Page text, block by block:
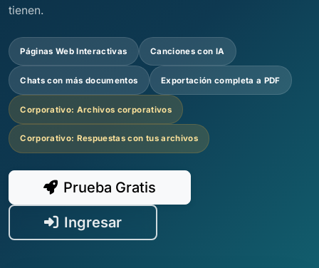
tienen.
Páginas Web Interactivas Canciones con IA
Chats con más documentos Exportación completa a PDF
Corporativo: Archivos corporativos
Corporativo: Respuestas con tus archivos
Prueba Gratis
Ingresar